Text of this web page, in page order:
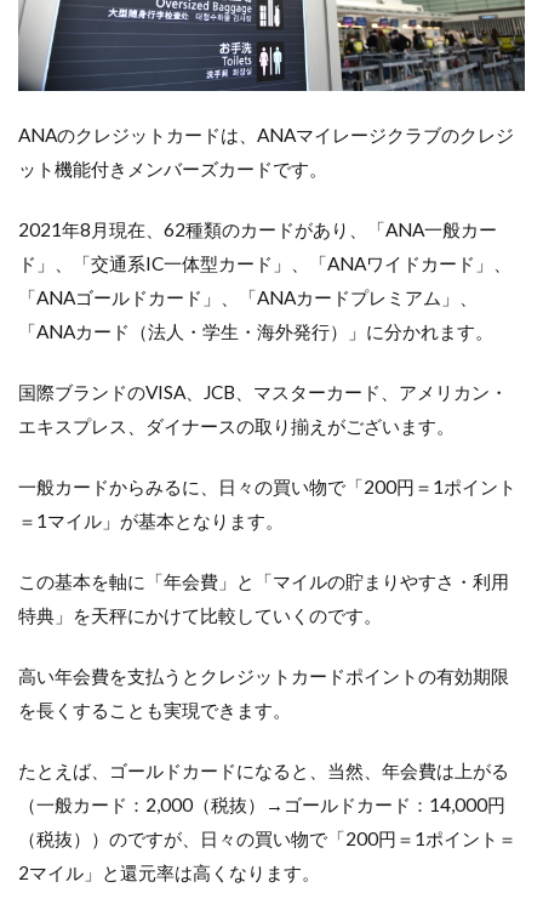
ANAのクレジットカードは、ANAマイレージクラブのクレジ
ット機能付きメンバーズカードです。
2021年8月現在、62種類のカードがあり、「ANA一般カー
ド」、「交通系IC一体型カード」、「ANAワイドカード」、
「ANAゴールドカード」、「ANAカードプレミアム」、
「ANAカード（法人・学生・海外発行）」に分かれます。
国際ブランドのVISA、JCB、マスターカード、アメリカン・
エキスプレス、ダイナースの取り揃えがございます。
一般カードからみるに、日々の買い物で「200円＝1ポイント
＝1マイル」が基本となります。
この基本を軸に「年会費」と「マイルの貯まりやすさ・利用
特典」を天秤にかけて比較していくのです。
高い年会費を支払うとクレジットカードポイントの有効期限
を長くすることも実現できます。
たとえば、ゴールドカードになると、当然、年会費は上がる
（一般カード：2,000（税抜）→ゴールドカード：14,000円
（税抜））のですが、日々の買い物で「200円＝1ポイント＝
2マイル」と還元率は高くなります。